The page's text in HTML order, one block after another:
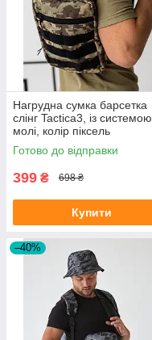
Нагрудна сумка барсетка
слінг Tactica3, із системою
молі, колір піксель
Готово до відправки
399 ₴ 698 ₴
Купити
–40%